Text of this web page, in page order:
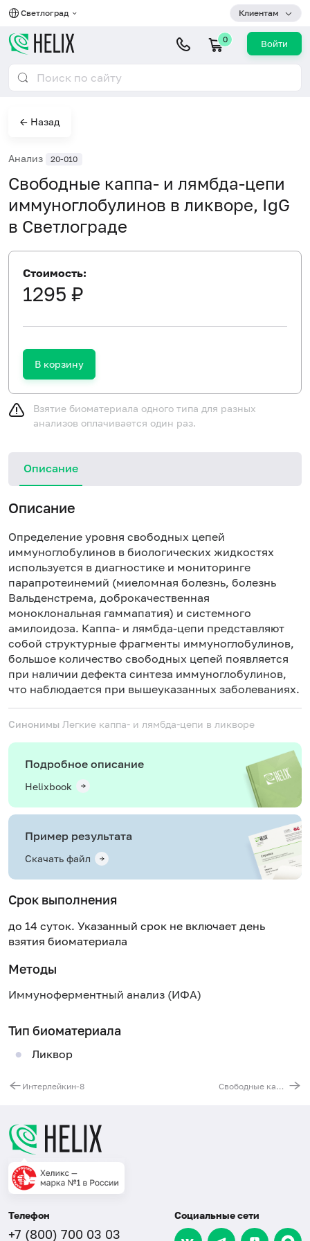
Светлоград Клиентам
0 Войти
← Назад
Анализ 20-010
Свободные каппа- и лямбда-цепи
иммуноглобулинов в ликворе, IgG
в Светлограде
Стоимость:
1295 ₽
В корзину
Взятие биоматериала одного типа для разных
анализов оплачивается один раз.
Описание
Описание
Определение уровня свободных цепей
иммуноглобулинов в биологических жидкостях
используется в диагностике и мониторинге
парапротеинемий (миеломная болезнь, болезнь
Вальденстрема, доброкачественная
моноклональная гаммапатия) и системного
амилоидоза. Каппа- и лямбда-цепи представляют
собой структурные фрагменты иммуноглобулинов,
большое количество свободных цепей появляется
при наличии дефекта синтеза иммуноглобулинов,
что наблюдается при вышеуказанных заболеваниях.
Синонимы Легкие каппа- и лямбда-цепи в ликворе
Подробное описание
Helixbook
Пример результата
Скачать файл
Срок выполнения
до 14 суток. Указанный срок не включает день
взятия биоматериала
Методы
Иммуноферментный анализ (ИФА)
Тип биоматериала
Ликвор
Интерлейкин-8 Свободные каппа- и лямбда-цепи иммуноглобулинов в моче, IgG
Телефон
+7 (800) 700 03 03
Социальные сети